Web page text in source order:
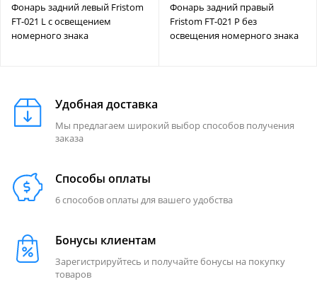
Фонарь задний левый Fristom
FT-021 L с освещением
номерного знака
Фонарь задний правый
Fristom FT-021 P без
освещения номерного знака
Удобная доставка
Мы предлагаем широкий выбор способов получения
заказа
Способы оплаты
6 способов оплаты для вашего удобства
Бонусы клиентам
Зарегистрируйтесь и получайте бонусы на покупку
товаров